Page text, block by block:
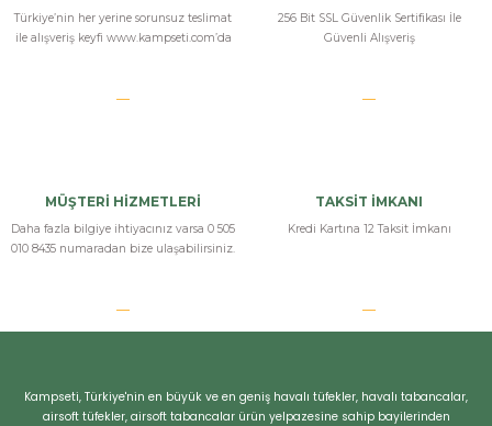
Türkiye’nin her yerine sorunsuz teslimat
ile alışveriş keyfi www.kampseti.com’da
256 Bit SSL Güvenlik Sertifikası İle
Güvenli Alışveriş
MÜŞTERİ HİZMETLERİ
Daha fazla bilgiye ihtiyacınız varsa 0 505
010 8435 numaradan bize ulaşabilirsiniz.
TAKSİT İMKANI
Kredi Kartına 12 Taksit İmkanı
Kampseti, Türkiye'nin en büyük ve en geniş havalı tüfekler, havalı tabancalar,
airsoft tüfekler, airsoft tabancalar ürün yelpazesine sahip bayilerinden